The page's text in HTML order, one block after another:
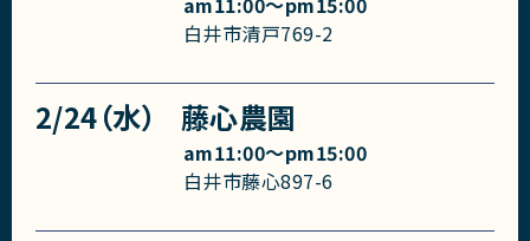
白井市清戸769-2
2/24（水） 藤心農園
am11:00〜pm15:00
白井市藤心897-6